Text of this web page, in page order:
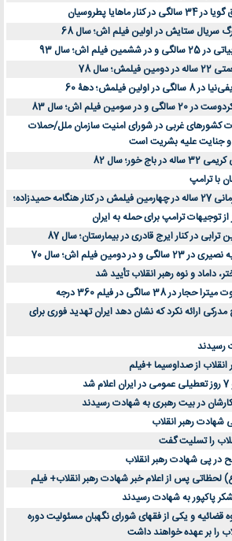
پطروسیان
سریال ستایش در اولین فیلم اش؛ سال 68
اش؛ سال 93
سال 78
فیلمش؛ دهۀ 60
فیلم اش؛ سال 83
کشورهای غربی در شورای امنیت سازمان ملل/حملات
و جنایت علیه بشریت است
سال 82
با ترامپ
توجیهات ترامپ برای حمله به ایران
در کنار ایرج قادری در بیمارستان؛ سال 87
فیلم اش؛ سال 70
داماد و نوه رهبر انقلاب تأیید شد
سالگی در فیلم 360 درجه
ارائه نکرد که نشان دهد ایران تهدید فوری برای
رسیدند
از صداوسیما +فیلم
در بیت رهبری به شهادت رسیدند
شهادت رهبر انقلاب
را تسلیت گفت
در پی شهادت رهبر انقلاب
لحظاتی پس از اعلام خبر شهادت رهبر انقلاب+ فیلم
پاکپور به شهادت رسیدند
و یکی از فقهای شورای نگهبان مسئولیت دوره
را بر عهده خواهند داشت